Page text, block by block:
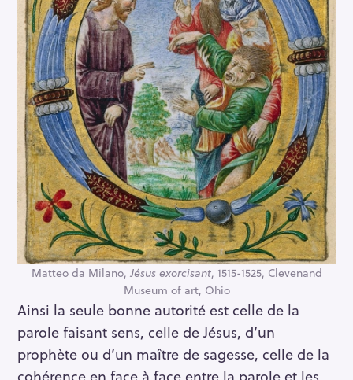
Matteo da Milano, Jésus exorcisant, 1515-1525, Clevenand
Museum of art, Ohio
Ainsi la seule bonne autorité est celle de la
parole faisant sens, celle de Jésus, d’un
prophète ou d’un maître de sagesse, celle de la
cohérence en face à face entre la parole et les